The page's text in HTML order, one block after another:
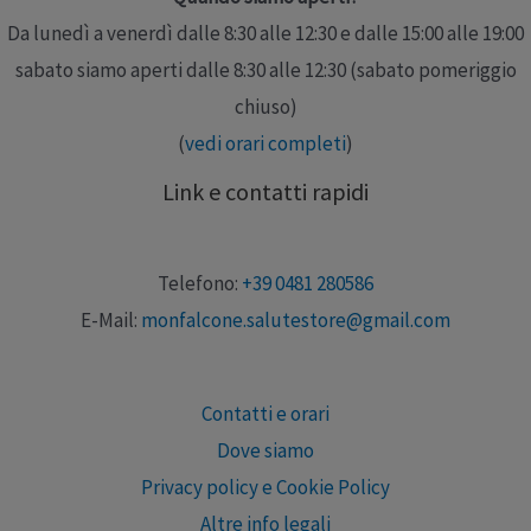
Da lunedì a venerdì dalle 8:30 alle 12:30 e dalle 15:00 alle 19:00
sabato siamo aperti dalle 8:30 alle 12:30 (sabato pomeriggio
chiuso)
(vedi orari completi)
Link e contatti rapidi
Telefono: +39 0481 280586
E-Mail: monfalcone.salutestore@gmail.com
Contatti e orari
Dove siamo
Privacy policy e Cookie Policy
Altre info legali